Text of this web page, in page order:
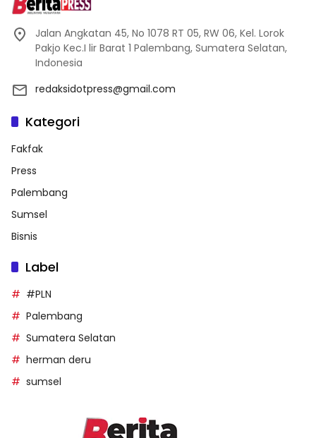
Jalan Angkatan 45, No 1078 RT 05, RW 06, Kel. Lorok
Pakjo Kec.I lir Barat 1 Palembang, Sumatera Selatan,
Indonesia
redaksidotpress@gmail.com
Kategori
Fakfak
Press
Palembang
Sumsel
Bisnis
Label
#PLN
Palembang
Sumatera Selatan
herman deru
sumsel